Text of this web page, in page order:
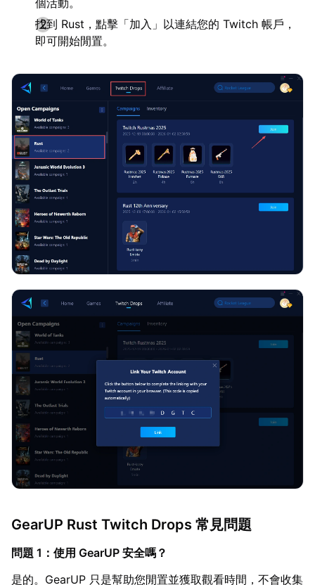
個活動。
找到 Rust，點擊「加入」以連結您的 Twitch 帳戶，
即可開始閒置。
GearUP Rust Twitch Drops 常見問題
問題 1：使用 GearUP 安全嗎？
是的。GearUP 只是幫助您閒置並獲取觀看時間，不會收集